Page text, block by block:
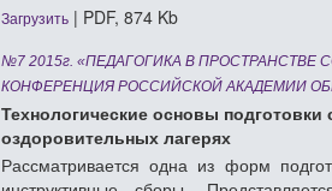
Загрузить | PDF, 874 Kb
№7 2015г. «ПЕДАГОГИКА В
КОНФЕРЕНЦИЯ РОССИЙСКОЙ АКАДЕМИИ
Технологические основы подготовки
оздоровительных лагерях
Рассматривается одна из форм